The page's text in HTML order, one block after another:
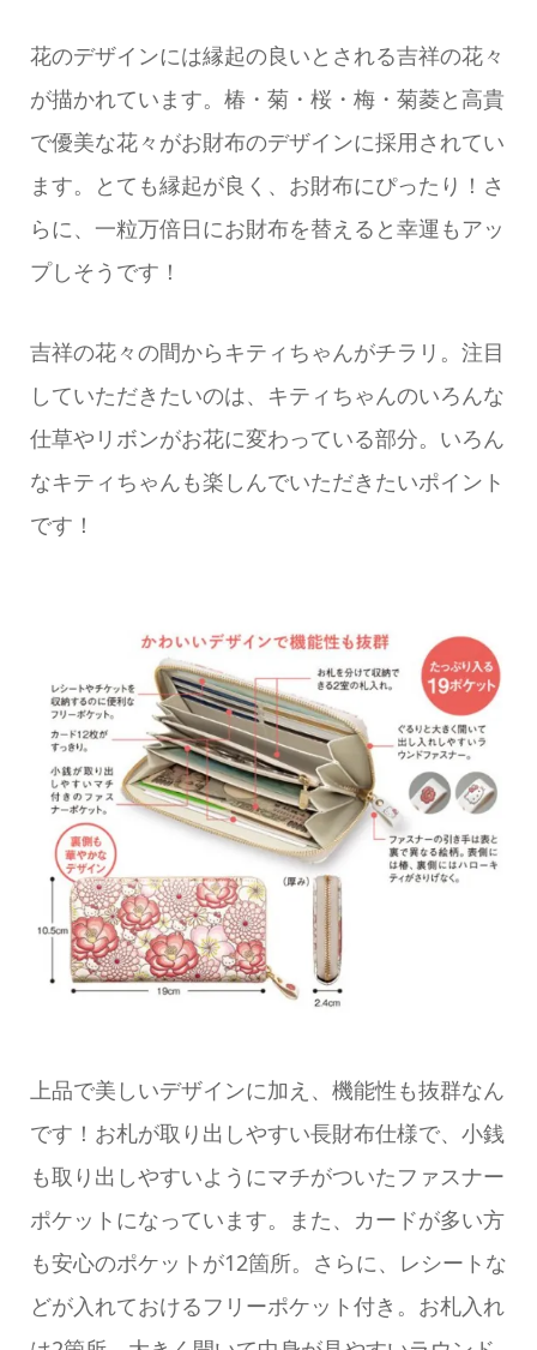
花のデザインには縁起の良いとされる吉祥の花々
が描かれています。椿・菊・桜・梅・菊菱と高貴
で優美な花々がお財布のデザインに採用されてい
ます。とても縁起が良く、お財布にぴったり！さ
らに、一粒万倍日にお財布を替えると幸運もアッ
プしそうです！
吉祥の花々の間からキティちゃんがチラリ。注目
していただきたいのは、キティちゃんのいろんな
仕草やリボンがお花に変わっている部分。いろん
なキティちゃんも楽しんでいただきたいポイント
です！
上品で美しいデザインに加え、機能性も抜群なん
です！お札が取り出しやすい長財布仕様で、小銭
も取り出しやすいようにマチがついたファスナー
ポケットになっています。また、カードが多い方
も安心のポケットが12箇所。さらに、レシートな
どが入れておけるフリーポケット付き。お札入れ